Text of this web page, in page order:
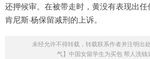
还押候审。在被带走时，黄没有表现出
肯尼斯·杨保留减刑的上诉。
未经允许不得转载，转载联系作者并注明出处
气】中国女留学生为买包 帮人洗钱